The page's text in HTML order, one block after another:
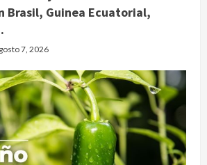
Brasil, Guinea Ecuatorial,
7, 2026